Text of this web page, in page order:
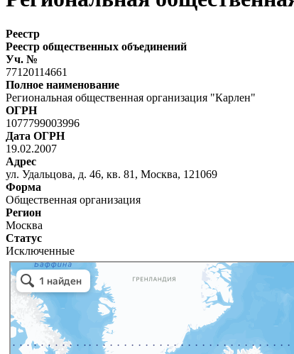
Реестр
Реестр общественных объединений
Уч. №
77120114661
Полное наименование
Региональная общественная организация "Карлен"
ОГРН
1077799003996
Дата ОГРН
19.02.2007
Адрес
ул. Удальцова, д. 46, кв. 81, Москва, 121069
Форма
Общественная организация
Регион
Москва
Статус
Исключенные